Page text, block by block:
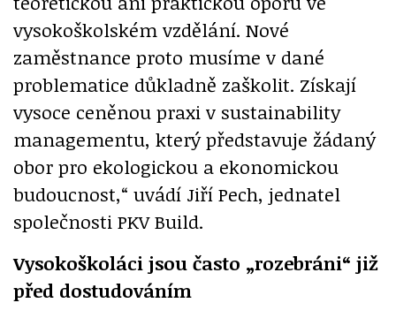
vysokoškolském vzdělání. Nové
zaměstnance proto musíme v dané
problematice důkladně zaškolit. Získají
vysoce ceněnou praxi v sustainability
managementu, který představuje žádaný
obor pro ekologickou a ekonomickou
budoucnost,“ uvádí Jiří Pech, jednatel
společnosti PKV Build.
Vysokoškoláci jsou často „rozebráni“ již
před dostudováním